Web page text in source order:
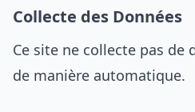
Collecte des Données
Ce site ne collecte pas de
de manière automatique.